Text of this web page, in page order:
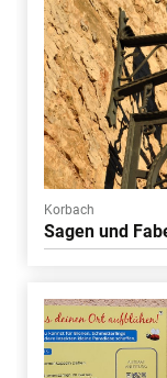
Korbach
Sagen und